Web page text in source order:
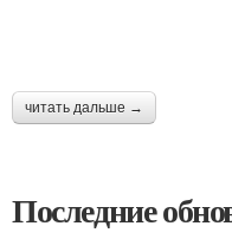
читать дальше →
Последние